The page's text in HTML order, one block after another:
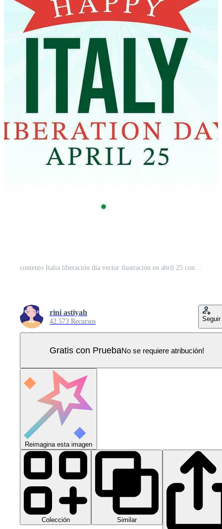
contento Italia liberación día vector ilustración en abril 25 con ondulación bandera italiano y cinta en fiesta fiesta plano dibujos animados antecedentes Vector Pro
rini astiyah
42.573 Recursos Seguir
Gratis con PruebaNo se requiere atribución!
Reimagina esta imagen
Colección Similar